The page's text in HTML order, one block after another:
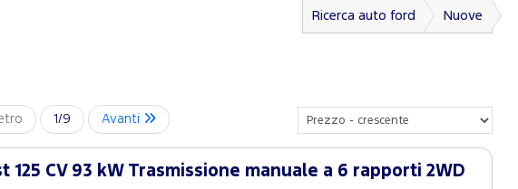
Ricerca auto ford Nuove
1/9 Avanti
125 CV 93 kW Trasmissione manuale a 6 rapporti 2WD